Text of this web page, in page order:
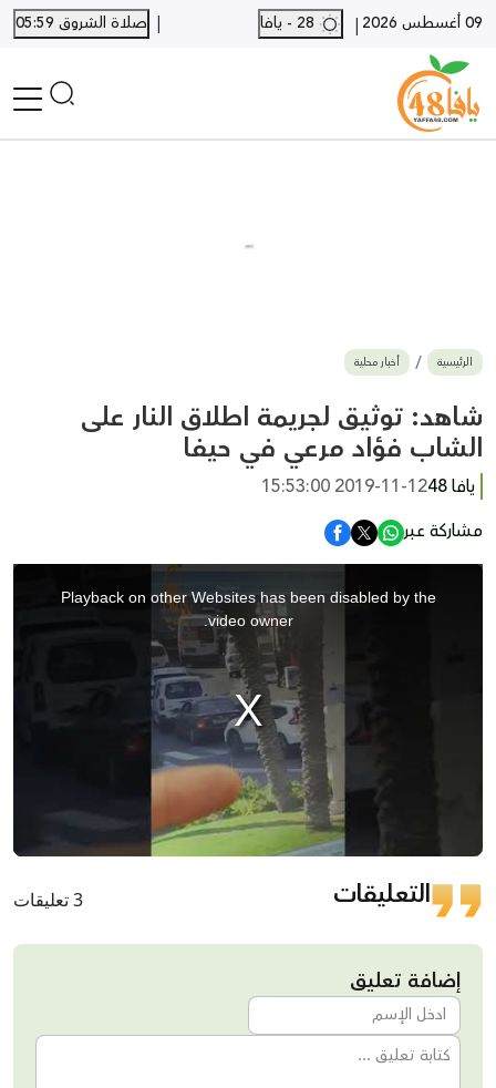
09 أغسطس 2026 |
| صلاة الشروق 05:59
بيع وشراء
أخبار القدس
وفيات
المزيد
ارسل خبر
الرئيسية أخبار محلية
شاهد: توثيق لجريمة اطلاق النار على
الشاب فؤاد مرعي في حيفا
يافا 48
2019-11-12 15:53:00
مشاركة عبر
This
Playback on other Websites has been disabled by the
video owner.
التعليقات 3 تعليقات
إضافة تعليق